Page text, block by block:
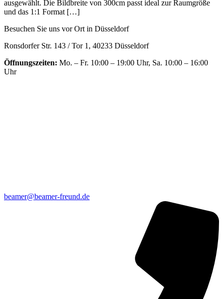
ausgewählt. Die Bildbreite von 300cm passt ideal zur Raumgröße
und das 1:1 Format […]
Besuchen Sie uns vor Ort in Düsseldorf
Ronsdorfer Str. 143 / Tor 1, 40233 Düsseldorf
Öffnungszeiten: Mo. – Fr. 10:00 – 19:00 Uhr, Sa. 10:00 – 16:00
Uhr
beamer@beamer-freund.de